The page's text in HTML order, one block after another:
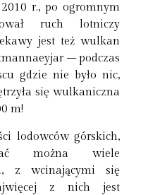
r., po ogromnym
ruch lotniczy
jest też wulkan
– podczas
gdzie nie było nic,
się wulkaniczna
m!
lodowców górskich,
można wiele
z wcinającymi się
z nich jest